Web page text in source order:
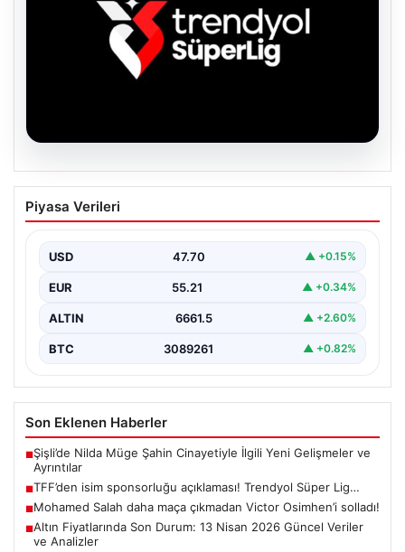
TFF’den isim sponsorluğu açıklaması!
Trendyol Süper Lig…
Piyasa Verileri
USD 47.70 ▲ +0.15%
EUR 55.21 ▲ +0.34%
ALTIN 6661.5 ▲ +2.60%
BTC 3089261 ▲ +0.82%
Son Eklenen Haberler
■Şişli’de Nilda Müge Şahin Cinayetiyle İlgili Yeni Gelişmeler ve
Ayrıntılar
■TFF’den isim sponsorluğu açıklaması! Trendyol Süper Lig…
■Mohamed Salah daha maça çıkmadan Victor Osimhen’i solladı!
■Altın Fiyatlarında Son Durum: 13 Nisan 2026 Güncel Veriler
ve Analizler